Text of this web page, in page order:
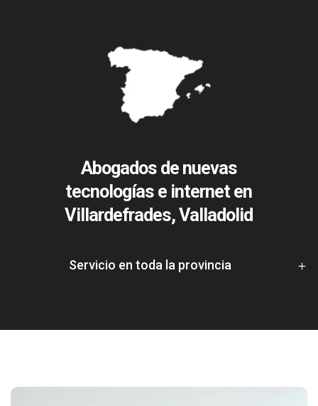
Abogados de nuevas
tecnologías e internet en
Villardefrades, Valladolid
Servicio en toda la provincia